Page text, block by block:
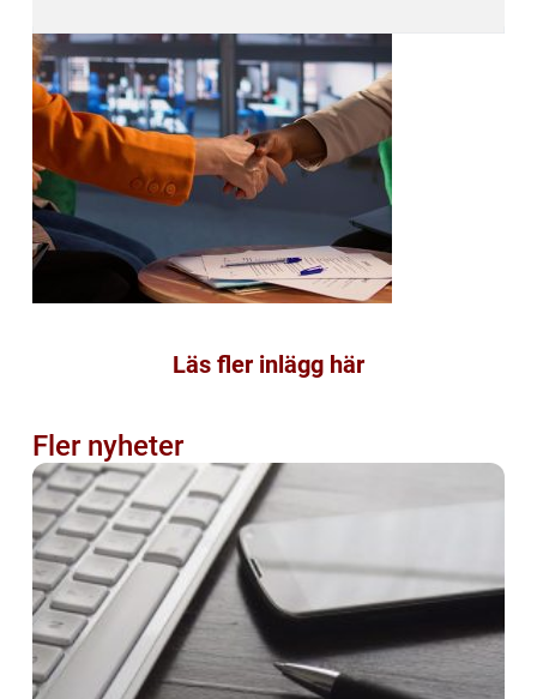
Läs fler inlägg här
Fler nyheter